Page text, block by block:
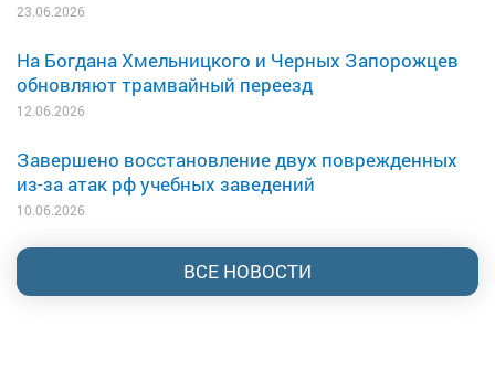
23.06.2026
На Богдана Хмельницкого и Черных Запорожцев
обновляют трамвайный переезд
12.06.2026
Завершено восстановление двух поврежденных
из-за атак рф учебных заведений
10.06.2026
ВСЕ НОВОСТИ